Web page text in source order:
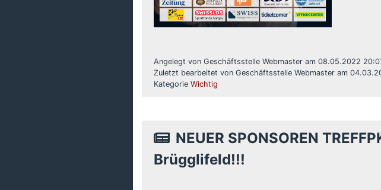
Angelegt von Geschäftsstelle Webmaster am 08.05.2022
Zuletzt bearbeitet von Geschäftsstelle Webmaster am
Kategorie Wichtig
NEUER SPONSOREN
Brügglifeld!!!